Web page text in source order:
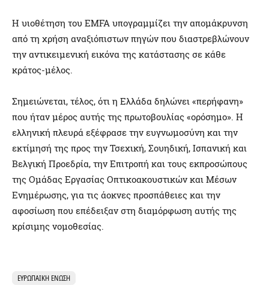
Η υιοθέτηση του EMFA υπογραμμίζει την απομάκρυνση
από τη χρήση αναξιόπιστων πηγών που διαστρεβλώνουν
την αντικειμενική εικόνα της κατάστασης σε κάθε
κράτος-μέλος.
Σημειώνεται, τέλος, ότι η Ελλάδα δηλώνει «περήφανη»
που ήταν μέρος αυτής της πρωτοβουλίας «ορόσημο». Η
ελληνική πλευρά εξέφρασε την ευγνωμοσύνη και την
εκτίμησή της προς την Τσεχική, Σουηδική, Ισπανική και
Βελγική Προεδρία, την Επιτροπή και τους εκπροσώπους
της Ομάδας Εργασίας Οπτικοακουστικών και Μέσων
Ενημέρωσης, για τις άοκνες προσπάθειες και την
αφοσίωση που επέδειξαν στη διαμόρφωση αυτής της
κρίσιμης νομοθεσίας.
ΕΥΡΩΠΑΙΚΗ ΕΝΩΣΗ